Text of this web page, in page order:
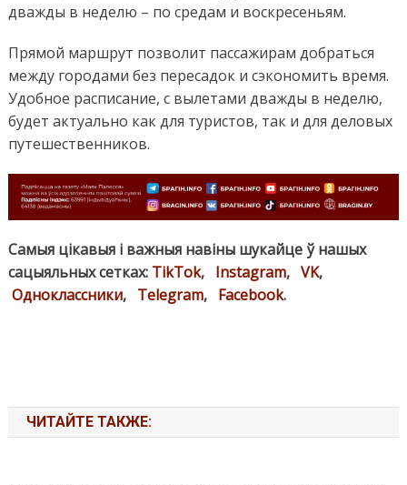
дважды в неделю – по средам и воскресеньям.
Прямой маршрут позволит пассажирам добраться
между городами без пересадок и сэкономить время.
Удобное расписание, с вылетами дважды в неделю,
будет актуально как для туристов, так и для деловых
путешественников.
Самыя цікавыя і важныя навіны шукайце ў нашых
сацыяльных сетках: TikTok, Instagram, VK,
Одноклассники, Telegram, Facebook.
ЧИТАЙТЕ ТАКЖЕ: